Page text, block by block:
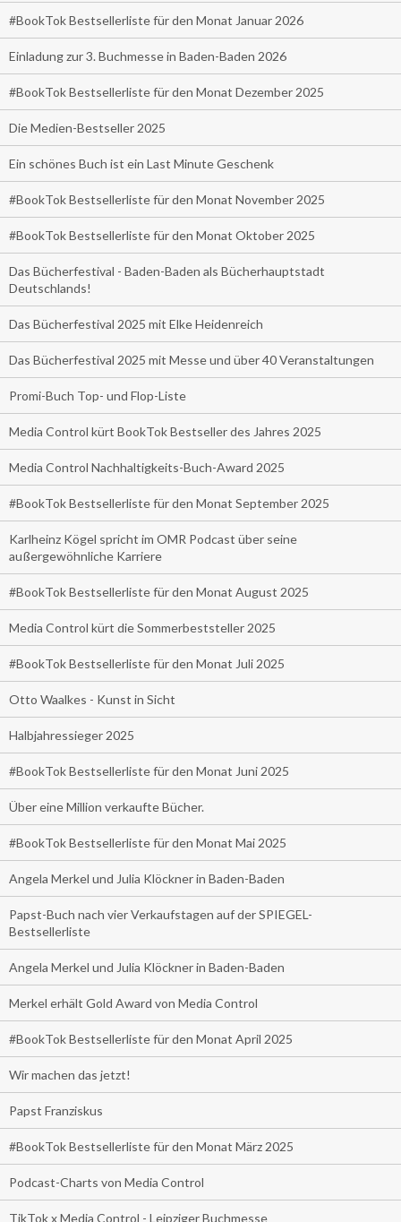
#BookTok Bestsellerliste für den Monat Januar 2026
Einladung zur 3. Buchmesse in Baden-Baden 2026
#BookTok Bestsellerliste für den Monat Dezember 2025
Die Medien-Bestseller 2025
Ein schönes Buch ist ein Last Minute Geschenk
#BookTok Bestsellerliste für den Monat November 2025
#BookTok Bestsellerliste für den Monat Oktober 2025
Das Bücherfestival - Baden-Baden als Bücherhauptstadt
Deutschlands!
Das Bücherfestival 2025 mit Elke Heidenreich
Das Bücherfestival 2025 mit Messe und über 40 Veranstaltungen
Promi-Buch Top- und Flop-Liste
Media Control kürt BookTok Bestseller des Jahres 2025
Media Control Nachhaltigkeits-Buch-Award 2025
#BookTok Bestsellerliste für den Monat September 2025
Karlheinz Kögel spricht im OMR Podcast über seine
außergewöhnliche Karriere
#BookTok Bestsellerliste für den Monat August 2025
Media Control kürt die Sommerbeststeller 2025
#BookTok Bestsellerliste für den Monat Juli 2025
Otto Waalkes - Kunst in Sicht
Halbjahressieger 2025
#BookTok Bestsellerliste für den Monat Juni 2025
Über eine Million verkaufte Bücher.
#BookTok Bestsellerliste für den Monat Mai 2025
Angela Merkel und Julia Klöckner in Baden-Baden
Papst-Buch nach vier Verkaufstagen auf der SPIEGEL-
Bestsellerliste
Angela Merkel und Julia Klöckner in Baden-Baden
Merkel erhält Gold Award von Media Control
#BookTok Bestsellerliste für den Monat April 2025
Wir machen das jetzt!
Papst Franziskus
#BookTok Bestsellerliste für den Monat März 2025
Podcast-Charts von Media Control
TikTok x Media Control - Leipziger Buchmesse